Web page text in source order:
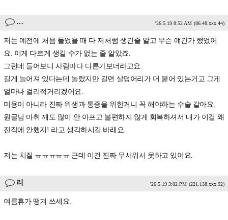
… '26.5.19 8:52 AM (86.48.xxx.44)
저는 예전에 처음 들었을 때 다 저처럼 생긴줄 알고 무슨 얘긴가 했었어
요. 이게 다르게 생길 수가 없는 줄 알았죠.
그런데 들어보니 사람마다 다른가보더라고요.
길게 늘어져 있다는데 놀랐지만 길면 살덩어리가 더 붙어 있는거고 그게
얼마나 걸리적거리겠어요.
미용이 아니라 진짜 위생과 통증을 위한거니 꼭 해야하는 수술 같아요.
원글님 마취 깨도 많이 안 아프고 불편하지 않게 회복하셔서 내가 이걸 왜
진작에 안했지! 라고 생각하시길 바래요.
저는 치질 ㅠㅠㅠㅠㅠ 근데 이건 진짜 무서워서 못하고 있어요.
리 '26.5.19 3:02 PM (221.138.xxx.92)
여름휴가 땡겨 쓰세요.